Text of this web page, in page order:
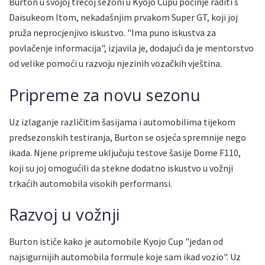
Daisukeom Itom, nekadašnjim prvakom Super GT, koji joj
pruža neprocjenjivo iskustvo. "Ima puno iskustva za
povlačenje informacija", izjavila je, dodajući da je mentorstvo
od velike pomoći u razvoju njezinih vozačkih vještina.
Pripreme za novu sezonu
Uz izlaganje različitim šasijama i automobilima tijekom
predsezonskih testiranja, Burton se osjeća spremnije nego
ikada. Njene pripreme uključuju testove šasije Dome F110,
koji su joj omogućili da stekne dodatno iskustvo u vožnji
trkaćih automobila visokih performansi.
Razvoj u vožnji
Burton ističe kako je automobile Kyojo Cup "jedan od
najsigurnijih automobila formule koje sam ikad vozio". Uz